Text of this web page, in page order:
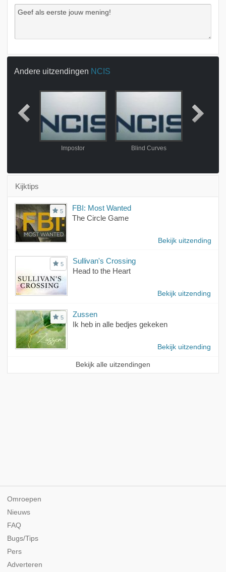
Andere uitzendingen NCIS
Impostor Blind Curves
Kijktips
5
FBI: Most Wanted
The Circle Game
Bekijk uitzending
5
Sullivan's Crossing
Head to the Heart
Bekijk uitzending
5
Zussen
Ik heb in alle bedjes gekeken
Bekijk uitzending
Bekijk alle uitzendingen
Omroepen
Nieuws
FAQ
Bugs/Tips
Pers
Adverteren